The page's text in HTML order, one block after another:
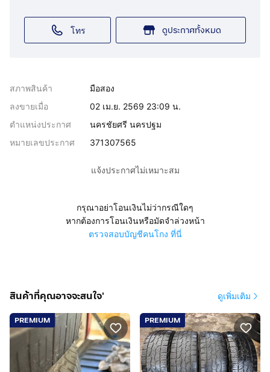
โทร ดูประกาศทั้งหมด
สภาพสินค้า
มือสอง
ลงขายเมื่อ
02 เม.ย. 2569 23:09 น.
ตำแหน่งประกาศ
นครชัยศรี นครปฐม
หมายเลขประกาศ
371307565
แจ้งประกาศไม่เหมาะสม
กรุณาอย่าโอนเงินไม่ว่ากรณีใดๆ
หากต้องการโอนเงินหรือมัดจำล่วงหน้า
ตรวจสอบบัญชีคนโกง ที่นี่
สินค้าที่คุณอาจจะสนใจ' ดูเพิ่มเติม
PREMIUM PREMIUM